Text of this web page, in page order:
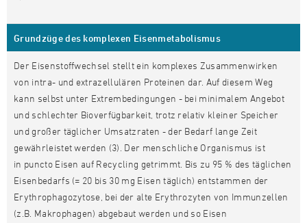
Grundzüge des komplexen Eisenmetabolismus
Der Eisenstoffwechsel stellt ein komplexes Zusammenwirken
von intra- und extrazellulären Proteinen dar. Auf diesem Weg
kann selbst unter Extrembedingungen - bei minimalem Angebot
und schlechter Bioverfügbarkeit, trotz relativ kleiner Speicher
und großer täglicher Umsatzraten - der Bedarf lange Zeit
gewährleistet werden (3). Der menschliche Organismus ist
in puncto Eisen auf Recycling getrimmt. Bis zu 95 % des täglichen
Eisenbedarfs (= 20 bis 30 mg Eisen täglich) entstammen der
Erythrophagozytose, bei der alte Erythrozyten von Immunzellen
(z.B. Makrophagen) abgebaut werden und so Eisen